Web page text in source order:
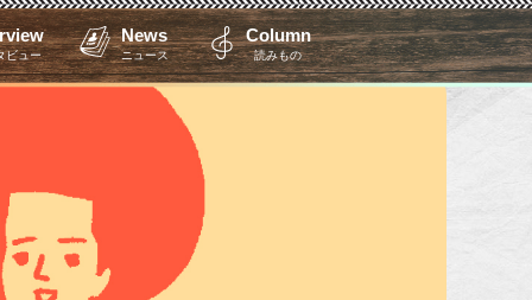
ビュー
News
ニュース
Column
読みもの